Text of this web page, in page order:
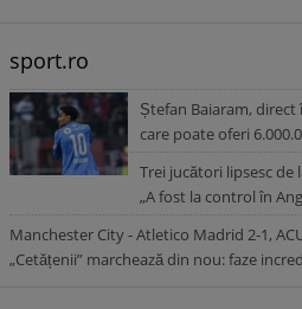
sport.ro
Ștefan Baiaram, direct
care poate oferi
Trei jucători lipsesc de
„A fost la control în
Manchester City - Atletico Madrid 2-1,
„Cetățenii” marchează din nou: faze